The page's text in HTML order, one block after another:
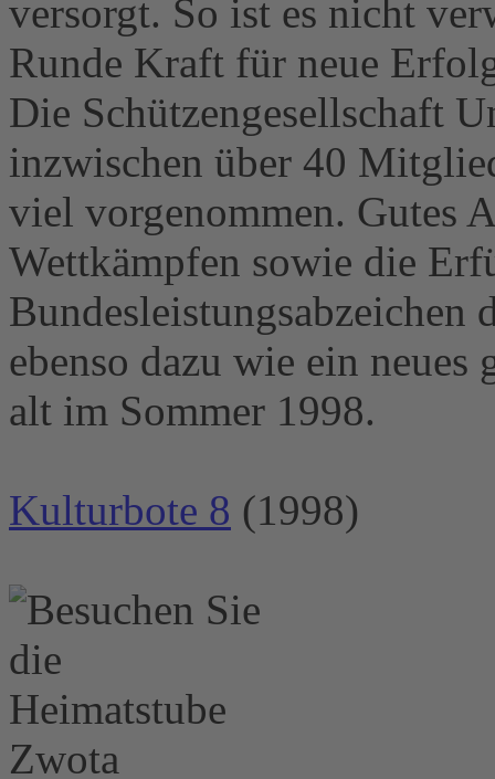
versorgt. So ist es nicht
Runde Kraft für neue
Die Schützengesellschaft
inzwischen über 40
viel vorgenommen. Gutes
Wettkämpfen sowie die
Bundesleistungsabzeichen
ebenso dazu wie ein
alt im Sommer 1998.
Kulturbote 8 (1998)